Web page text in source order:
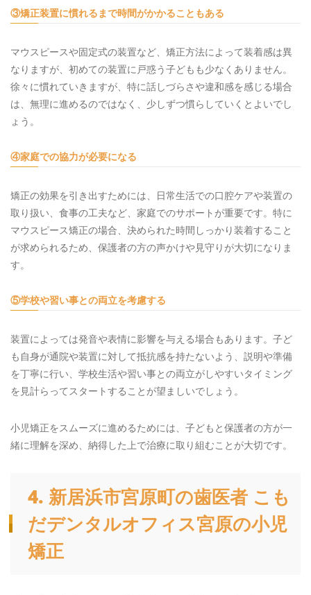
③矯正装置に慣れるまで時間がかかることもある
マウスピースや固定式の装置など、矯正方法によって装着感は異
なりますが、初めての装置に戸惑う子どもも少なくありません。
徐々に慣れていきますが、特に話しづらさや違和感を感じる場合
は、無理に進めるのではなく、少しずつ慣らしていくとよいでし
ょう。
④家庭での協力が必要になる
矯正の効果を引き出すためには、日常生活での口腔ケアや装置の
取り扱い、食事の工夫など、家庭でのサポートが重要です。特に
マウスピース矯正の場合、決められた時間しっかり装着すること
が求められるため、保護者の方の声かけや見守りが大切になりま
す。
⑤学校や習い事との両立を考慮する
装置によっては発音や表情に影響を与える場合もあります。子ど
も自身が通院や装置に対して抵抗感を持たないよう、説明や準備
を丁寧に行い、学校生活や習い事との両立がしやすいタイミング
を見計らってスタートすることが望ましいでしょう。
小児矯正をスムーズに進めるためには、子どもと保護者の方が一
緒に理解を深め、納得した上で治療に取り組むことが大切です。
4. 新居浜市宮原町の歯医者 こも
だデンタルオフィス宮原の小児
矯正